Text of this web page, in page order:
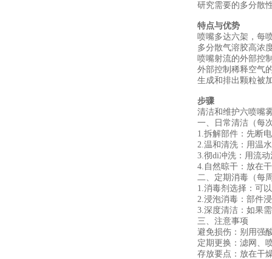
研究需要的多分散
特点与优势
喷嘴多达六架，每
多分散气溶胶高浓
喷嘴射流的外部控
外部控制稀释空气
生成和排出颗粒被
步骤
清洁和维护六喷嘴
一、日常清洁（每
1.‌拆解部件‌：先断
2.‌温和清洗‌：用温
3.‌彻di冲洗‌：用流
4.‌自然晾干‌：放在
二、定期消毒（每
1.‌消毒剂选择‌：可
2.‌浸泡消毒‌：部件
3.‌深度清洁‌：如果
三、注意事项
避免损伤‌：别用强
定期更换‌：滤网、
存放要点‌：放在干